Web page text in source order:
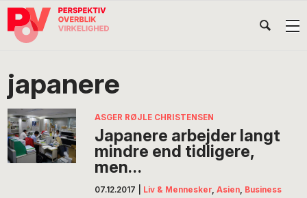
Gå
direkte
navigation
Skip
indhold
Gå
direkte
POV
International
japanere
ASGER RØJLE CHRISTENSEN
Japanere arbejder langt
mindre end tidligere,
men…
07.12.2017 Liv & Mennesker,Asien, Business